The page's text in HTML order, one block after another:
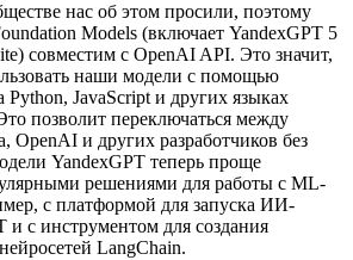
нас об этом просили, поэтому
Models (включает YandexGPT 5
совместим с OpenAI API. Это значит,
наши модели с помощью
JavaScript и других языках
позволит переключаться между
OpenAI и других разработчиков без
YandexGPT теперь проще
решениями для работы с ML-
с платформой для запуска ИИ-
и с инструментом для создания
LangChain.